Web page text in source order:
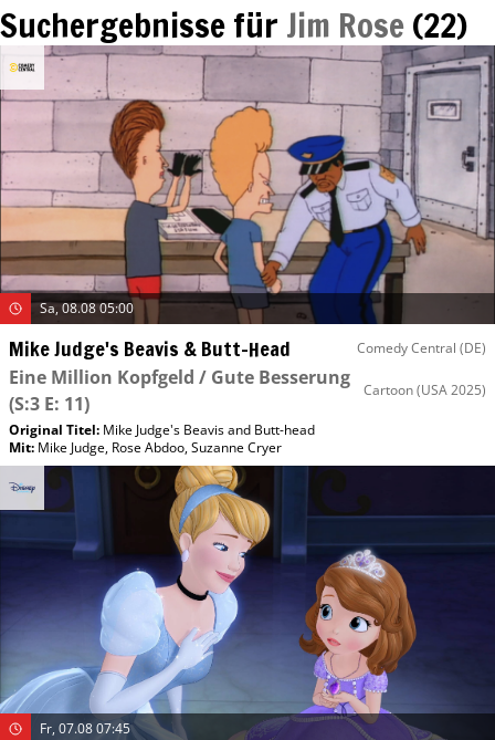
Suchergebnisse für Jim Rose(22)
Sa, 08.08 05:00
Mike Judge's Beavis & Butt-Head Comedy Central (DE)
Eine Million Kopfgeld / Gute Besserung
(S:3 E: 11)
Cartoon(USA 2025)
Original Titel: Mike Judge's Beavis and Butt-head
Mit: Mike Judge, Rose Abdoo,Suzanne Cryer
Fr, 07.08 07:45